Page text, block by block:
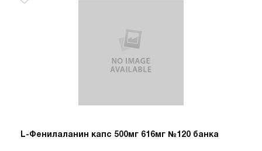
L-Фенилаланин капс 500мг 616мг №120 банка